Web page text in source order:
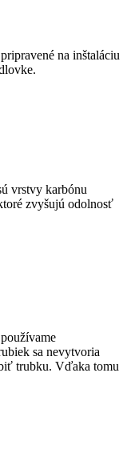
na inštaláciu
vrstvy karbónu
zvyšujú odolnosť
sa nevytvoria
trubku. Vďaka tomu